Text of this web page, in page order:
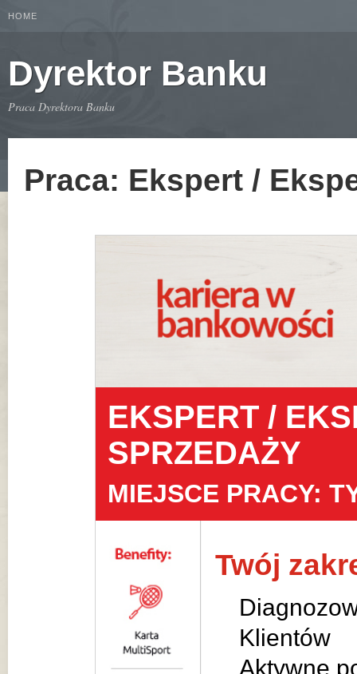
HOME
Dyrektor Banku
Praca Dyrektora Banku
Praca: Ekspert /
EKSPERT /
SPRZEDAŻY
MIEJSCE PRACY:
Twój
Klientów
Aktywne